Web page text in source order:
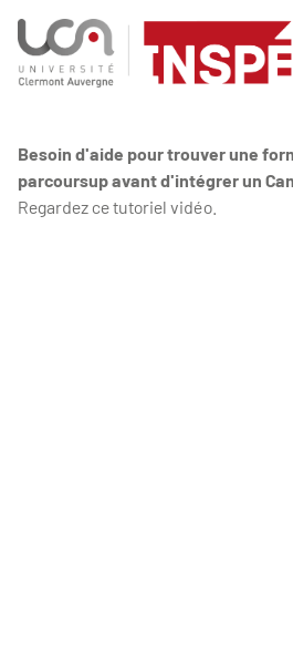
Besoin d'aide pour trouver une
parcoursup avant d'intégrer un
Regardez ce tutoriel vidéo.